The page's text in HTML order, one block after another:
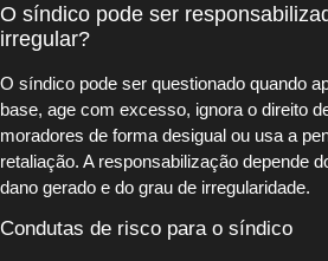
O síndico pode ser
irregular?
O síndico pode ser questionado quando
base, age com excesso, ignora o direito
moradores de forma desigual ou usa a
retaliação. A responsabilização depende
dano gerado e do grau de irregularidade.
Condutas de risco para o síndico